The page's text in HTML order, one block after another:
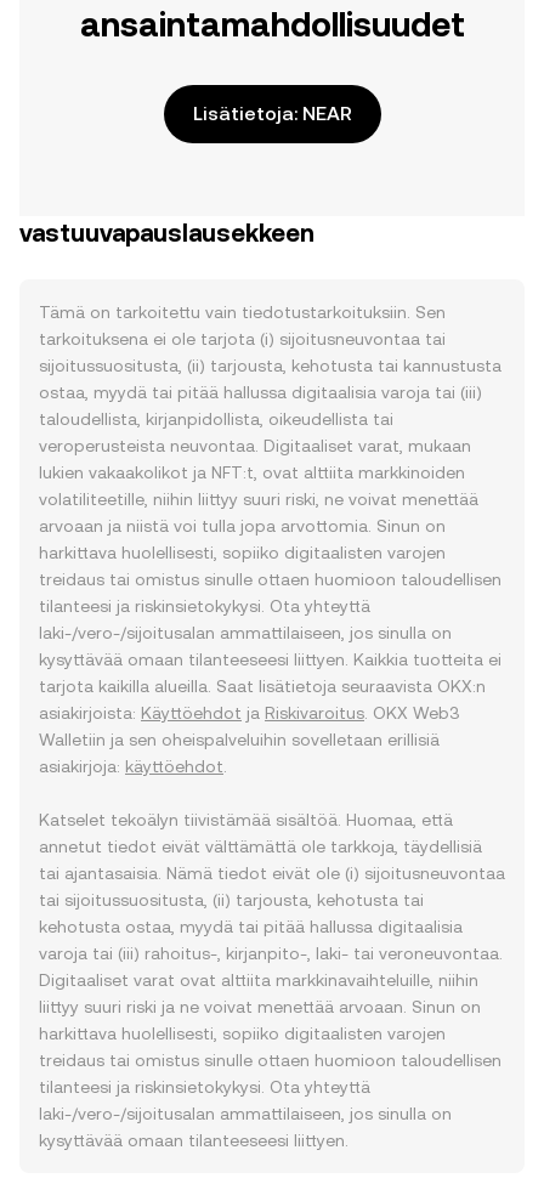
ansaintamahdollisuudet
Lisätietoja: NEAR
vastuuvapauslausekkeen
Tämä on tarkoitettu vain tiedotustarkoituksiin. Sen
tarkoituksena ei ole tarjota (i) sijoitusneuvontaa tai
sijoitussuositusta, (ii) tarjousta, kehotusta tai kannustusta
ostaa, myydä tai pitää hallussa digitaalisia varoja tai (iii)
taloudellista, kirjanpidollista, oikeudellista tai
veroperusteista neuvontaa. Digitaaliset varat, mukaan
lukien vakaakolikot ja NFT:t, ovat alttiita markkinoiden
volatiliteetille, niihin liittyy suuri riski, ne voivat menettää
arvoaan ja niistä voi tulla jopa arvottomia. Sinun on
harkittava huolellisesti, sopiiko digitaalisten varojen
treidaus tai omistus sinulle ottaen huomioon taloudellisen
tilanteesi ja riskinsietokykysi. Ota yhteyttä
laki-/vero-/sijoitusalan ammattilaiseen, jos sinulla on
kysyttävää omaan tilanteeseesi liittyen. Kaikkia tuotteita ei
tarjota kaikilla alueilla. Saat lisätietoja seuraavista OKX:n
asiakirjoista: Käyttöehdot ja Riskivaroitus . OKX Web3
Walletiin ja sen oheispalveluihin sovelletaan erillisiä
asiakirjoja: käyttöehdot
Katselet tekoälyn tiivistämää sisältöä. Huomaa, että
annetut tiedot eivät välttämättä ole tarkkoja, täydellisiä
tai ajantasaisia. Nämä tiedot eivät ole (i) sijoitusneuvontaa
tai sijoitussuositusta, (ii) tarjousta, kehotusta tai
kehotusta ostaa, myydä tai pitää hallussa digitaalisia
varoja tai (iii) rahoitus-, kirjanpito-, laki- tai veroneuvontaa.
Digitaaliset varat ovat alttiita markkinavaihteluille, niihin
liittyy suuri riski ja ne voivat menettää arvoaan. Sinun on
harkittava huolellisesti, sopiiko digitaalisten varojen
treidaus tai omistus sinulle ottaen huomioon taloudellisen
tilanteesi ja riskinsietokykysi. Ota yhteyttä
laki-/vero-/sijoitusalan ammattilaiseen, jos sinulla on
kysyttävää omaan tilanteeseesi liittyen.